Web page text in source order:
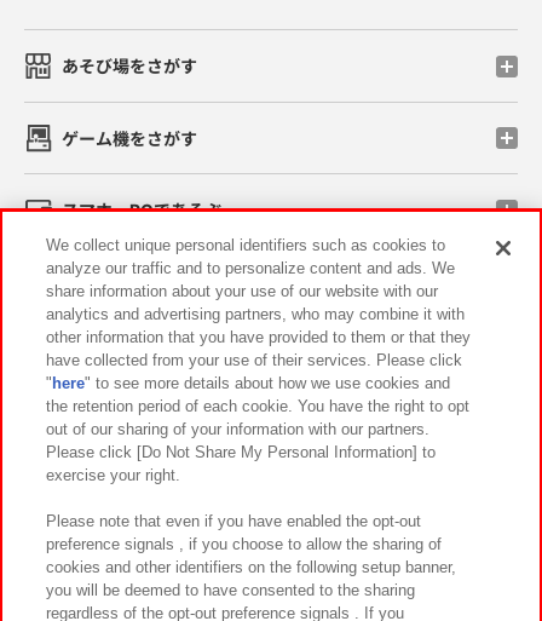
あそび場をさがす
ゲーム機をさがす
スマホ・PCであそぶ
イベント・キャンペーン
関連会社 サステナビリティ サイトポリシー
プライバシーポリシー ウェブアクセシビリティ方針と検証結果
お取引先さまとともに
カスタマーハラスメント対応方針 よくあるご質問・お問い合わせ
We collect unique personal identifiers such as cookies to
analyze our traffic and to personalize content and ads. We
share information about your use of our website with our
analytics and advertising partners, who may combine it with
other information that you have provided to them or that they
have collected from your use of their services. Please click
" here" to see more details about how we use cookies and
the retention period of each cookie. You have the right to opt
out of our sharing of your information with our partners.
Please click [Do Not Share My Personal Information] to
exercise your right.
Please note that even if you have enabled the opt-out
preference signals , if you choose to allow the sharing of
cookies and other identifiers on the following setup banner,
you will be deemed to have consented to the sharing
regardless of the opt-out preference signals . If you